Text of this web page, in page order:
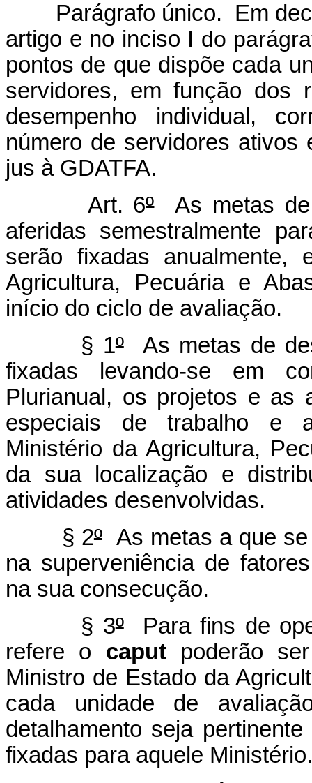
Parágrafo único. Em
artigo e no inciso I do
pontos de que dispõe cada
servidores, em função dos
desempenho individual,
número de servidores
jus à GDATFA.
Art. 6ºAs metas de
aferidas semestralmente
serão fixadas
Agricultura, Pecuária e
início do ciclo de avaliação.
§ 1ºAs metas de
fixadas levando-se em
Plurianual, os projetos e as
especiais de trabalho e
Ministério da Agricultura,
da sua localização e
atividades desenvolvidas.
§ 2ºAs metas a que
na superveniência de
na sua consecução.
§ 3ºPara fins de
refere o caputpoderão ser
Ministro de Estado da
cada unidade de
detalhamento seja
fixadas para aquele Ministério.